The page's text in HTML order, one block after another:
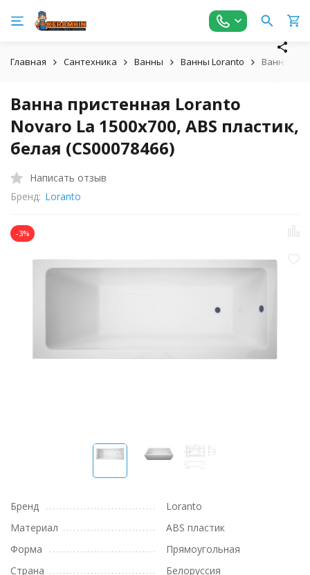
Главная Сантехника Ванны Ванны Loranto Ванна
Ванна пристенная Loranto
Novaro La 1500х700, ABS пластик,
белая (CS00078466)
Написать отзыв
Бренд: Loranto
-3%
Бренд
Loranto
Материал
ABS пластик
Форма
Прямоугольная
Страна
Белоруссия